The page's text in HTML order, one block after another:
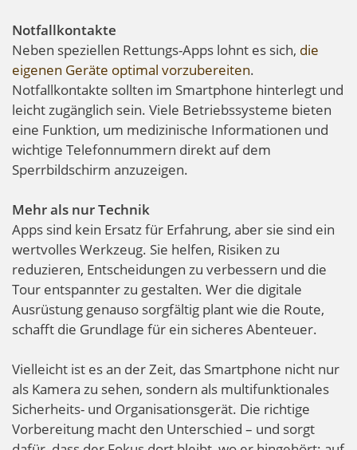
Notfallkontakte
Neben speziellen Rettungs-Apps lohnt es sich, die
eigenen Geräte optimal vorzubereiten.
Notfallkontakte sollten im Smartphone hinterlegt und
leicht zugänglich sein. Viele Betriebssysteme bieten
eine Funktion, um medizinische Informationen und
wichtige Telefonnummern direkt auf dem
Sperrbildschirm anzuzeigen.
Mehr als nur Technik
Apps sind kein Ersatz für Erfahrung, aber sie sind ein
wertvolles Werkzeug. Sie helfen, Risiken zu
reduzieren, Entscheidungen zu verbessern und die
Tour entspannter zu gestalten. Wer die digitale
Ausrüstung genauso sorgfältig plant wie die Route,
schafft die Grundlage für ein sicheres Abenteuer.
Vielleicht ist es an der Zeit, das Smartphone nicht nur
als Kamera zu sehen, sondern als multifunktionales
Sicherheits- und Organisationsgerät. Die richtige
Vorbereitung macht den Unterschied – und sorgt